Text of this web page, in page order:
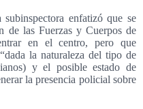
enfatizó que se
de las Fuerzas y Cuerpos de
en el centro, pero que
la naturaleza del tipo de
y el posible estado de
la presencia policial sobre